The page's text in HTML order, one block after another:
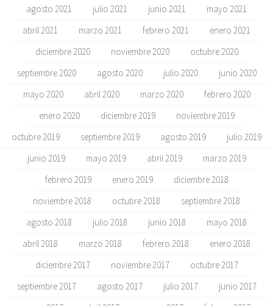
agosto 2021
julio 2021 junio 2021
mayo 2021
abril 2021
marzo 2021 febrero 2021
enero 2021
diciembre 2020
noviembre 2020
octubre 2020
septiembre 2020
agosto 2020 julio 2020
junio 2020
mayo 2020
abril 2020 marzo 2020
febrero 2020
enero 2020
diciembre 2019
noviembre 2019
octubre 2019
septiembre 2019 agosto 2019
julio 2019
junio 2019
mayo 2019 abril 2019
marzo 2019
febrero 2019
enero 2019
diciembre 2018
noviembre 2018
octubre 2018
septiembre 2018
agosto 2018
julio 2018 junio 2018
mayo 2018
abril 2018
marzo 2018 febrero 2018
enero 2018
diciembre 2017
noviembre 2017
octubre 2017
septiembre 2017
agosto 2017 julio 2017
junio 2017